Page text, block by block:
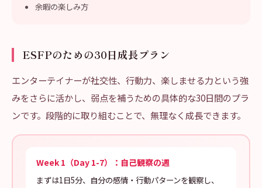
余暇の楽しみ方
ESFPのための30日成長プラン
エンターテイナーが社交性、行動力、楽しませる力という強
みをさらに活かし、弱点を補うための具体的な30日間のプラ
ンです。段階的に取り組むことで、無理なく成長できます。
Week 1（Day 1-7）：自己観察の週
まずは1日5分、自分の感情・行動パターンを観察し、